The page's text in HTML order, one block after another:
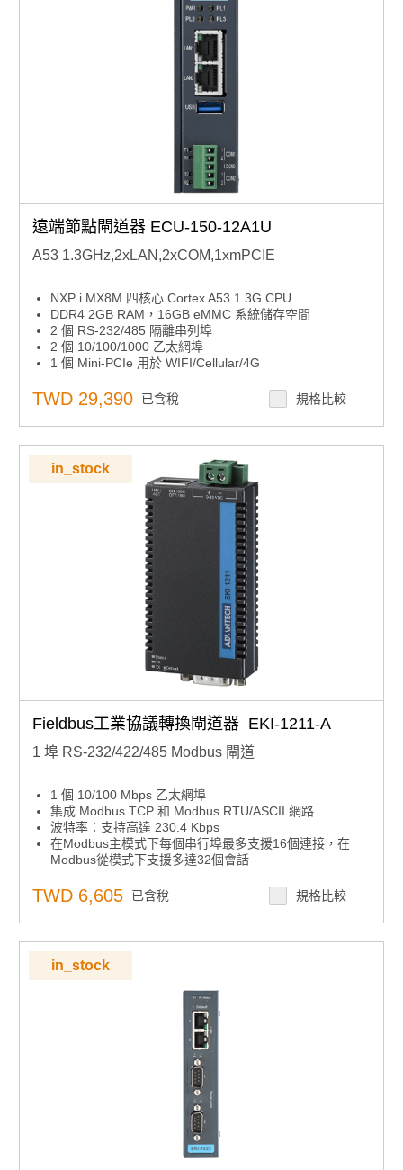
遠端節點閘道器 ECU-150-12A1U
A53 1.3GHz,2xLAN,2xCOM,1xmPCIE
NXP i.MX8M 四核心 Cortex A53 1.3G CPU
DDR4 2GB RAM，16GB eMMC 系統儲存空間
2 個 RS-232/485 隔離串列埠
2 個 10/100/1000 乙太網埠
1 個 Mini-PCIe 用於 WIFI/Cellular/4G
支援 SD 卡和線上韌體更新
支援 Modbus、IEC-60870-5、DNP3.0、OPC-UA、
BACNet 協議
支援 SD 卡上的數據記錄器
TWD 29,390 已含稅 規格比較
in_stock
Fieldbus工業協議轉換閘道器 EKI-1211-A
1 埠 RS-232/422/485 Modbus 閘道
1 個 10/100 Mbps 乙太網埠
集成 Modbus TCP 和 Modbus RTU/ASCII 網路
波特率：支持高達 230.4 Kbps
在Modbus主模式下每個串行埠最多支援16個連接，在
Modbus從模式下支援多達32個會話
軟體可選RS-232/422/485-2w/485-4w通信
TWD 6,605 已含稅 規格比較
in_stock